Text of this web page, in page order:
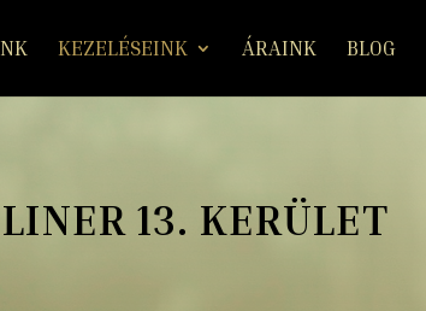
KEZELÉSEINK ÁRAINK BLOG
13. KERÜLET